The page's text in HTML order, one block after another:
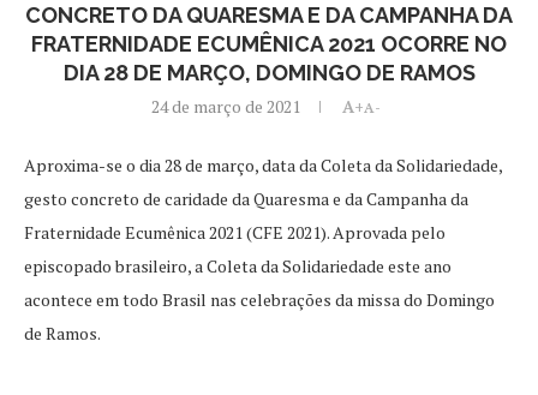
CONCRETO DA QUARESMA E DA CAMPANHA DA
FRATERNIDADE ECUMÊNICA 2021 OCORRE NO
DIA 28 DE MARÇO, DOMINGO DE RAMOS
24 de março de 2021 A+A-
Aproxima-se o dia 28 de março, data da Coleta da Solidariedade,
gesto concreto de caridade da Quaresma e da Campanha da
Fraternidade Ecumênica 2021 (CFE 2021). Aprovada pelo
episcopado brasileiro, a Coleta da Solidariedade este ano
acontece em todo Brasil nas celebrações da missa do Domingo
de Ramos.